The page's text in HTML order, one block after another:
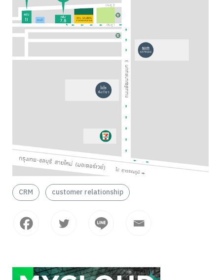
CRM customer relationship